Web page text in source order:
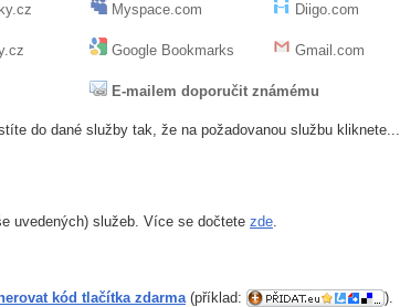
Myspace.com Diigo.com
Google Bookmarks Gmail.com
E-mailem doporučit známému
do dané služby tak, že na požadovanou službu kliknete...
uvedených) služeb. Více se dočtete zde.
kód tlačítka zdarma(příklad: ).